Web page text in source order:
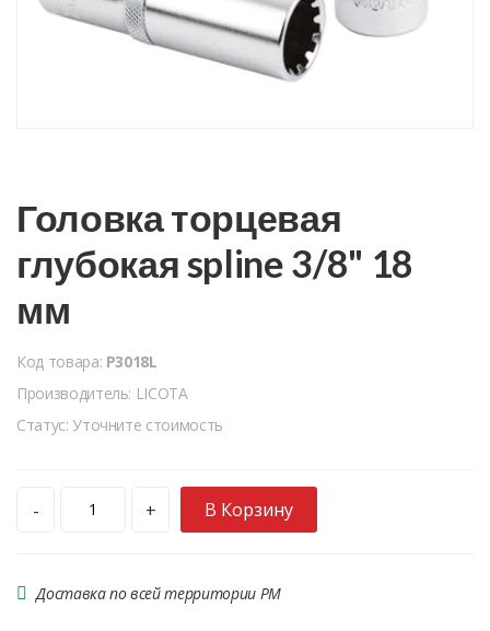
Головка торцевая
глубокая spline 3/8" 18
мм
Код товара: P3018L
Производитель: LICOTA
Статус: Уточните стоимость
- + В Корзину
Доставка по всей территории РМ